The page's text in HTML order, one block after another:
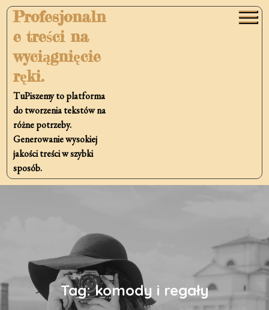
Skip
content
Profesjonaln
e treści na
wyciągnięcie
ręki.
TuPiszemy to platforma
do tworzenia tekstów na
różne potrzeby.
Generowanie wysokiej
jakości treści w szybki
sposób.
Tag:komody i regały